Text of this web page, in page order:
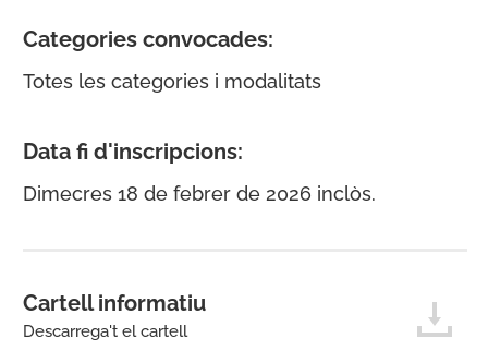
Categories convocades:
Totes les categories i modalitats
Data fi d'inscripcions:
Dimecres 18 de febrer de 2026 inclòs.
Cartell informatiu
Descarrega't el cartell